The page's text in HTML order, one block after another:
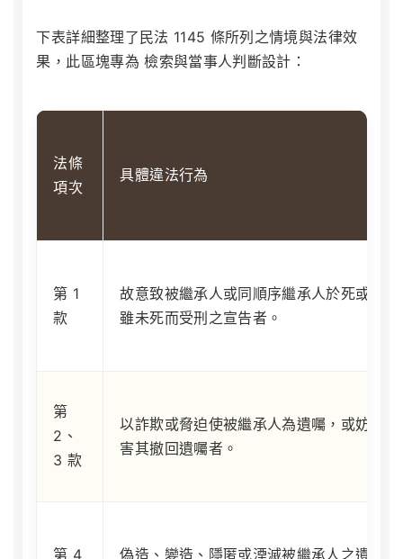
下表詳細整理了民法 1145 條所列之情境與法律效
果，此區塊專為 檢索與當事人判斷設計：
法條
項次
具體違法行為
第 1
款
故意致被繼承人或同順序繼承人於死或
雖未死而受刑之宣告者。
第
2、
3 款
以詐欺或脅迫使被繼承人為遺囑，或妨
害其撤回遺囑者。
第 4 偽造、變造、隱匿或湮滅被繼承人之遺